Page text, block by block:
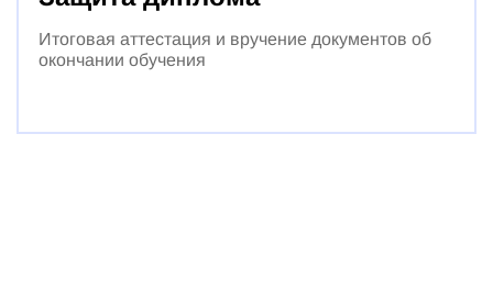
Итоговая аттестация и вручение документов об
окончании обучения